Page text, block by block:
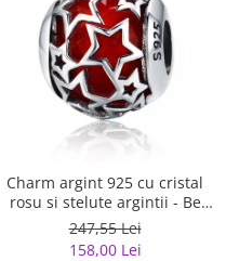
Charm argint 925 cu cristal
rosu si stelute argintii - Be
Nature PST0115
247,55 Lei
158,00 Lei